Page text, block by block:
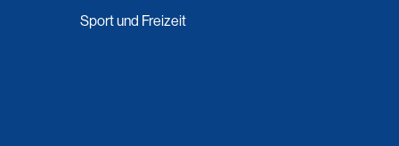
Sport und Freizeit